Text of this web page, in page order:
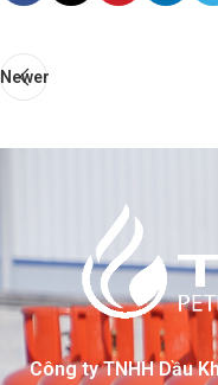
Newer
Công ty TNHH Dầu